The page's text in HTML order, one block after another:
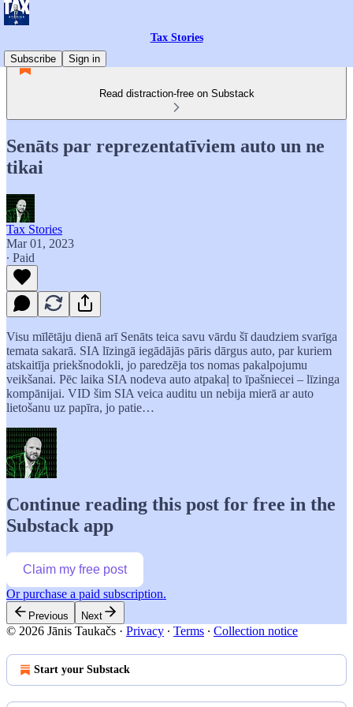
Tax Stories
Subscribe
Sign in
Read distraction-free on Substack
Senāts par reprezentatīviem auto un ne
tikai
Tax Stories
Mar 01, 2023
∙ Paid
Visu mīlētāju dienā arī Senāts teica savu vārdu šī daudziem svarīga
temata sakarā. SIA līzingā iegādājās pāris dārgus auto, par kuriem
atskaitīja priekšnodokli, jo paredzēja tos nomas pakalpojumu
veikšanai. Pēc laika SIA nodeva auto atpakaļ to īpašniecei – līzinga
kompānijai. VID šim SIA veica auditu un nebija mierā ar auto
lietošanu uz papīra, jo patie…
Continue reading this post for free in the
Substack app
Claim my free post
Or purchase a paid subscription.
Previous Next
© 2026 Jānis Taukačs · Privacy ∙ Terms ∙ Collection notice
Start your Substack